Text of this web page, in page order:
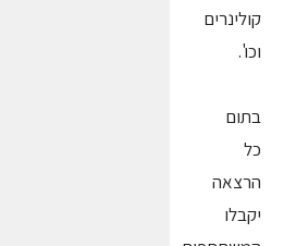
קולינרים
וכו'.
בתום
כל
הרצאה
יקבלו